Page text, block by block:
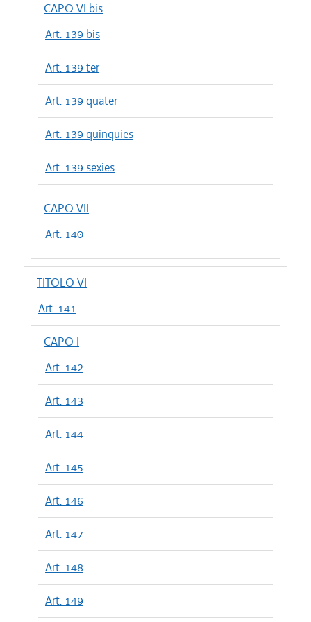
CAPO VI bis
Art. 139 bis
Art. 139 ter
Art. 139 quater
Art. 139 quinquies
Art. 139 sexies
CAPO VII
Art. 140
TITOLO VI
Art. 141
CAPO I
Art. 142
Art. 143
Art. 144
Art. 145
Art. 146
Art. 147
Art. 148
Art. 149